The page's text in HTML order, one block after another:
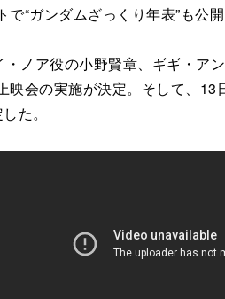
“ガンダムざっくり年表”も公
ノア役の小野賢章、ギギ・ア
会の実施が決定。そして、
た。